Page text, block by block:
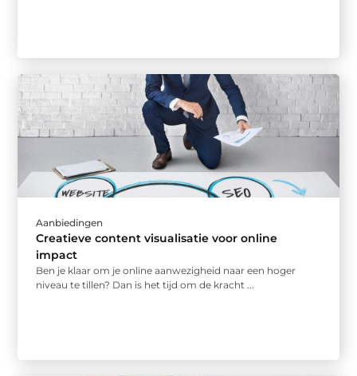
Aanbiedingen
Creatieve content visualisatie voor online
impact
Ben je klaar om je online aanwezigheid naar een hoger
niveau te tillen? Dan is het tijd om de kracht ...